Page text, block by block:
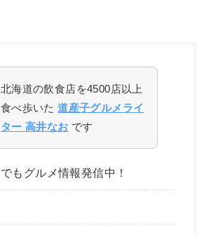
北海道の飲食店を4500店以上
食べ歩いた道産子グルメライ
ター 高井なお です
でもグルメ情報発信中！